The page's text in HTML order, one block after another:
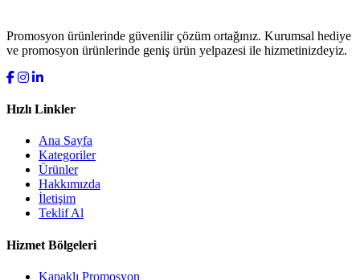
Promosyon ürünlerinde güvenilir çözüm ortağınız. Kurumsal hediye
ve promosyon ürünlerinde geniş ürün yelpazesi ile hizmetinizdeyiz.
Hızlı Linkler
Ana Sayfa
Kategoriler
Ürünler
Hakkımızda
İletişim
Teklif Al
Hizmet Bölgeleri
Kapaklı Promosyon